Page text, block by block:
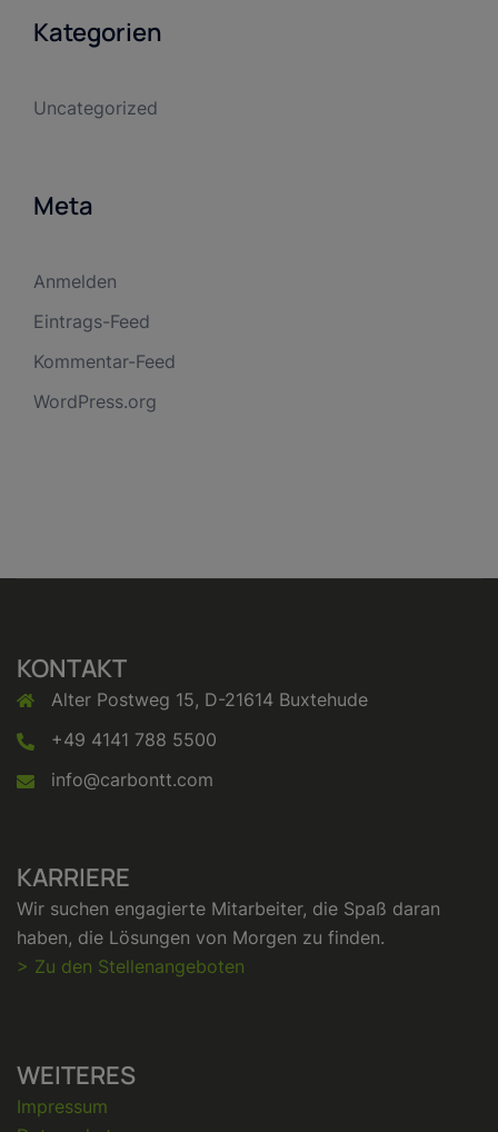
Kategorien
Uncategorized
Meta
Anmelden
Eintrags-Feed
Kommentar-Feed
WordPress.org
KONTAKT
Alter Postweg 15, D-21614 Buxtehude
+49 4141 788 5500
info@carbontt.com
KARRIERE
Wir suchen engagierte Mitarbeiter, die Spaß daran
haben, die Lösungen von Morgen zu finden.
> Zu den Stellenangeboten
WEITERES
Impressum